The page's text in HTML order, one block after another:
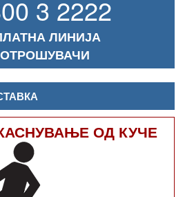
3 2222
ЛИНИЈА
ОД КУЧЕ